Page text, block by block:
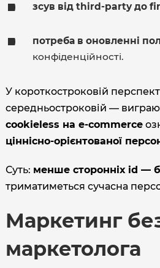
зсув від third‑party до
потреба в оновленні
конфіденційності.
У короткостроковій
середньостроковій —
cookieless на e‑commerce
ціннісно‑орієнтованої
Суть: менше сторонніх id —
триматиметься сучасна
Маркетинг
маркетолога